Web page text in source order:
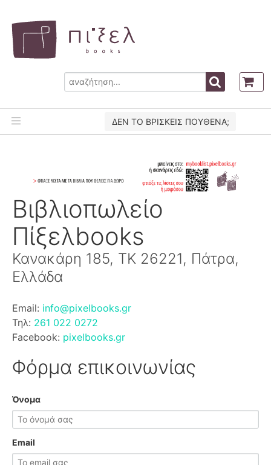
ΔΕΝ ΤΟ ΒΡΙΣΚΕΙΣ ΠΟΥΘΕΝΑ;
Βιβλιοπωλείο
Πίξελbooks
Κανακάρη 185, ΤΚ 26221, Πάτρα,
Ελλάδα
Email: info@pixelbooks.gr
Τηλ: 261 022 0272
Facebook: pixelbooks.gr
Φόρμα επικοινωνίας
Όνομα
Email